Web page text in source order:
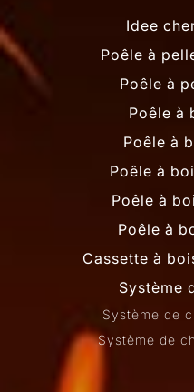
Idee
Poêle à
Poêle à
Poêle à
Poêle à
Poêle à
Poêle à
Poêle à
Cassette à
Système
Système de
Système de